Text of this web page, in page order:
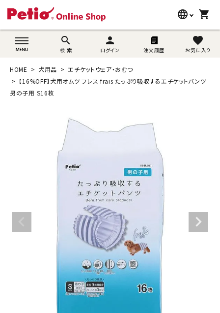
language
wovn-lang-name
shopping_cart
search
検 索
person
ログイン 注文履歴
favorite
お気に入り
search
猫用品
ブランド別に探す
目的別に探す
ACCOUNT MENU
ようこそ ゲスト 様
person 新規会員登録
HOME 犬用品
エチケットウェア・おむつ
【16%OFF】犬用オムツ フレス frais たっぷり吸収するエチケットパンツ
男の子用 S16枚